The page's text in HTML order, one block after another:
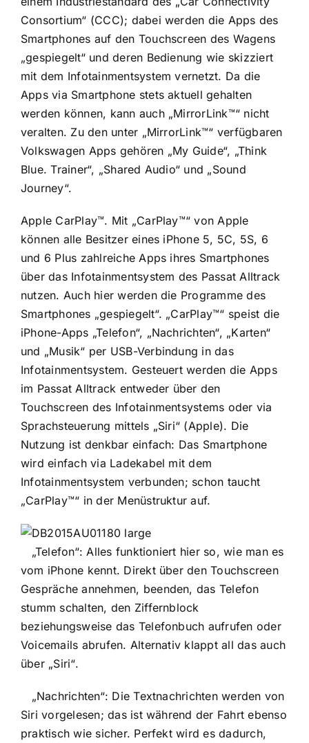
Consortium“ (CCC); dabei werden die Apps des
Smartphones auf den Touchscreen des Wagens
„gespiegelt“ und deren Bedienung wie skizziert
mit dem Infotainmentsystem vernetzt. Da die
Apps via Smartphone stets aktuell gehalten
werden können, kann auch „MirrorLink™“ nicht
veralten. Zu den unter „MirrorLink™“ verfügbaren
Volkswagen Apps gehören „My Guide“, „Think
Blue. Trainer“, „Shared Audio“ und „Sound
Journey“.
Apple CarPlay™. Mit „CarPlay™“ von Apple
können alle Besitzer eines iPhone 5, 5C, 5S, 6
und 6 Plus zahlreiche Apps ihres Smartphones
über das Infotainmentsystem des Passat Alltrack
nutzen. Auch hier werden die Programme des
Smartphones „gespiegelt“. „CarPlay™“ speist die
iPhone-Apps „Telefon“, „Nachrichten“, „Karten“
und „Musik“ per USB-Verbindung in das
Infotainmentsystem. Gesteuert werden die Apps
im Passat Alltrack entweder über den
Touchscreen des Infotainmentsystems oder via
Sprachsteuerung mittels „Siri“ (Apple). Die
Nutzung ist denkbar einfach: Das Smartphone
wird einfach via Ladekabel mit dem
Infotainmentsystem verbunden; schon taucht
„CarPlay™“ in der Menüstruktur auf.
„Telefon“: Alles funktioniert hier so, wie man es
vom iPhone kennt. Direkt über den Touchscreen
Gespräche annehmen, beenden, das Telefon
stumm schalten, den Ziffernblock
beziehungsweise das Telefonbuch aufrufen oder
Voicemails abrufen. Alternativ klappt all das auch
über „Siri“.
„Nachrichten“: Die Textnachrichten werden von
Siri vorgelesen; das ist während der Fahrt ebenso
praktisch wie sicher. Perfekt wird es dadurch,